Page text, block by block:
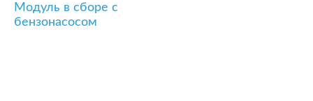
Модуль в сборе с
бензонасосом